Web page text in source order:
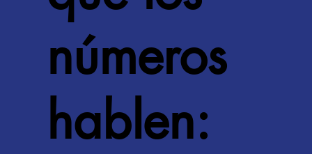
números
hablen: